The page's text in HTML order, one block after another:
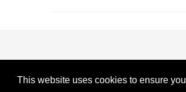
This website uses cookies to ensure
| Distributed By